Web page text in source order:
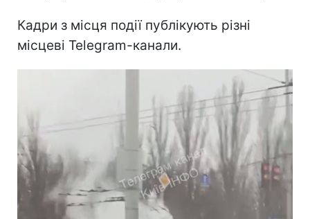
Кадри з місця події публікують різні
місцеві Telegram-канали.